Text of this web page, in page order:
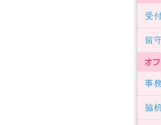
受
留
事
脇